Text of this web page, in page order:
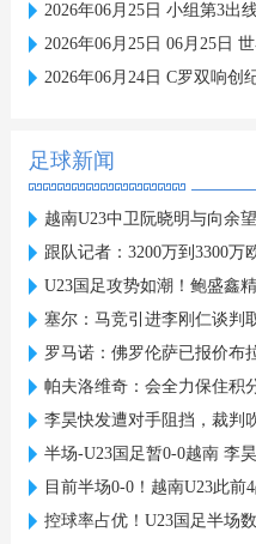
2026年06月25日 小组第3出线！波黑3-1
2026年06月25日 06月25日 世界杯小
2026年06月24日 C罗双响创纪录！葡
足球新闻
越南U23中卫阮晓明与向余望对
跟队记者：3200万到3300万欧，
U23国足攻势如潮！鲍盛鑫精准
塞尔：马竞引进李刚仁谈判取得进
罗马诺：佛罗伦萨已报价布拉加后
帕夫洛维奇：会全力保住积分榜
李昊快发遭对手阻挡，裁判
半场-U23国足暂0-0越南 李昊救
目前半场0-0！越南U23此
控球率占优！U23国足半场数据：